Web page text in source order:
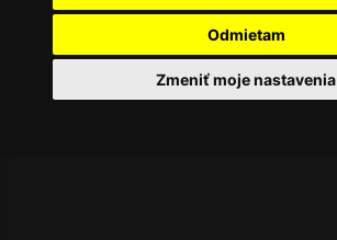
Odmietam
Zmeniť moje nastavenia